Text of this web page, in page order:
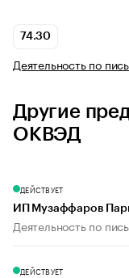
74.30
Деятельность по
Другие
ОКВЭД
ДЕЙСТВУЕТ
ИП Музаффаров
Деятельность по
ДЕЙСТВУЕТ